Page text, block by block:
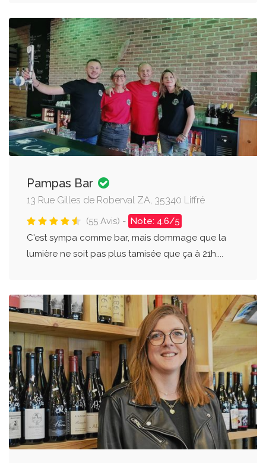
Pampas Bar
13 Rue Gilles de Roberval ZA, 35340 Liffré
(55 Avis) - Note: 4.6/5
C'est sympa comme bar, mais dommage que la
lumière ne soit pas plus tamisée que ça à 21h....